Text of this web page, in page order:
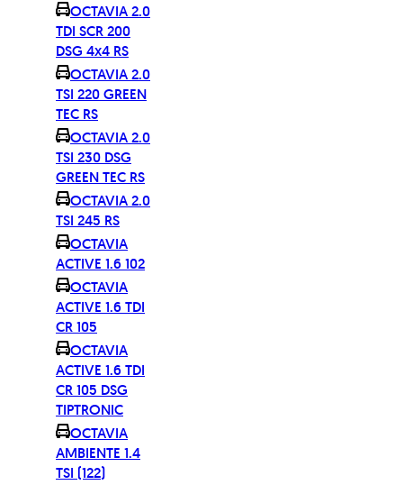
OCTAVIA 2.0
TDI SCR 200
DSG 4x4 RS
OCTAVIA 2.0
TSI 220 GREEN
TEC RS
OCTAVIA 2.0
TSI 230 DSG
GREEN TEC RS
OCTAVIA 2.0
TSI 245 RS
OCTAVIA
ACTIVE 1.6 102
OCTAVIA
ACTIVE 1.6 TDI
CR 105
OCTAVIA
ACTIVE 1.6 TDI
CR 105 DSG
TIPTRONIC
OCTAVIA
AMBIENTE 1.4
TSI (122)